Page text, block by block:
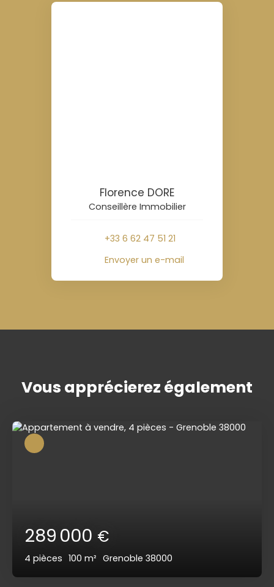
Florence DORE
Conseillère Immobilier
+33 6 62 47 51 21
Envoyer un e-mail
Vous apprécierez également
289 000 €
4 pièces 100 m² Grenoble 38000